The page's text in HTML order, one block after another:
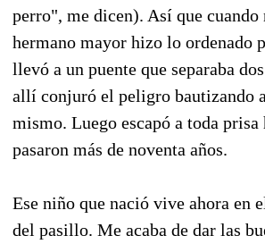
perro", me dicen). Así que cuando
hermano mayor hizo lo ordenado
llevó a un puente que separaba
allí conjuró el peligro bautizando
mismo. Luego escapó a toda
pasaron más de noventa años.
Ese niño que nació vive ahora en
del pasillo. Me acaba de dar las